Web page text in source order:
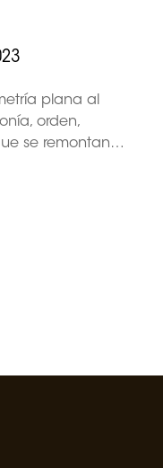
plana al
orden,
se remontan…